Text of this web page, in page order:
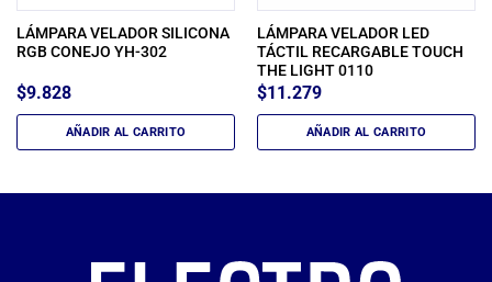
LÁMPARA VELADOR SILICONA
RGB CONEJO YH-302
$9.828
AÑADIR AL CARRITO
LÁMPARA VELADOR LED
TÁCTIL RECARGABLE TOUCH
THE LIGHT 0110
$11.279
AÑADIR AL CARRITO